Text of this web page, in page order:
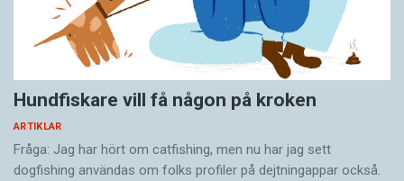
Hundfiskare vill få någon på kroken
ARTIKLAR
Fråga: Jag har hört om catfishing, men nu har jag sett
dogfishing användas om folks profiler på dejtningappar också.